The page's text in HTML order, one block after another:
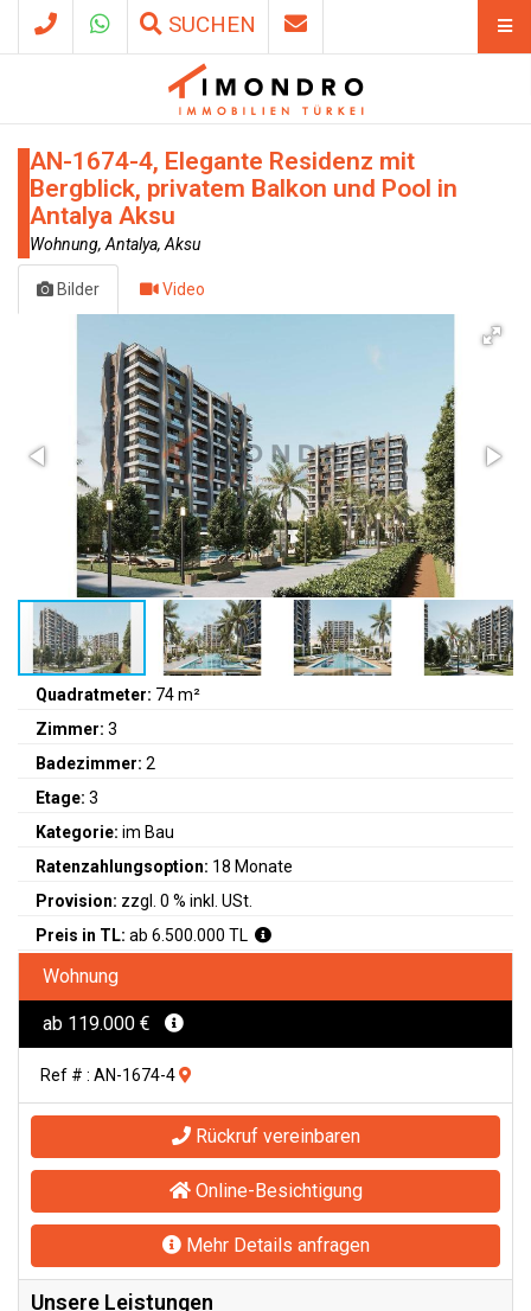
SUCHEN
AN-1674-4, Elegante Residenz mit
Bergblick, privatem Balkon und Pool in
Antalya Aksu
Wohnung, Antalya, Aksu
Bilder Video
Quadratmeter: 74 m²
Zimmer: 3
Badezimmer: 2
Etage: 3
Kategorie: im Bau
Ratenzahlungsoption: 18 Monate
Provision: zzgl. 0 % inkl. USt.
Preis in TL: ab 6.500.000 TL
Wohnung
ab 119.000 €
Ref # : AN-1674-4
Rückruf vereinbaren
Online-Besichtigung
Mehr Details anfragen
Unsere Leistungen